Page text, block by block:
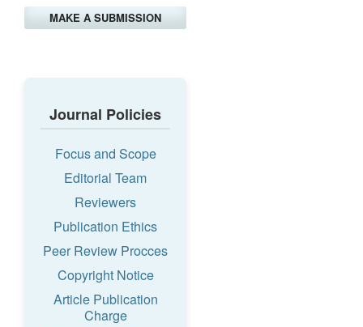
MAKE A SUBMISSION
Journal Policies
Focus and Scope
Editorial Team
Reviewers
Publication Ethics
Peer Review Procces
Copyright Notice
Article Publication
Charge